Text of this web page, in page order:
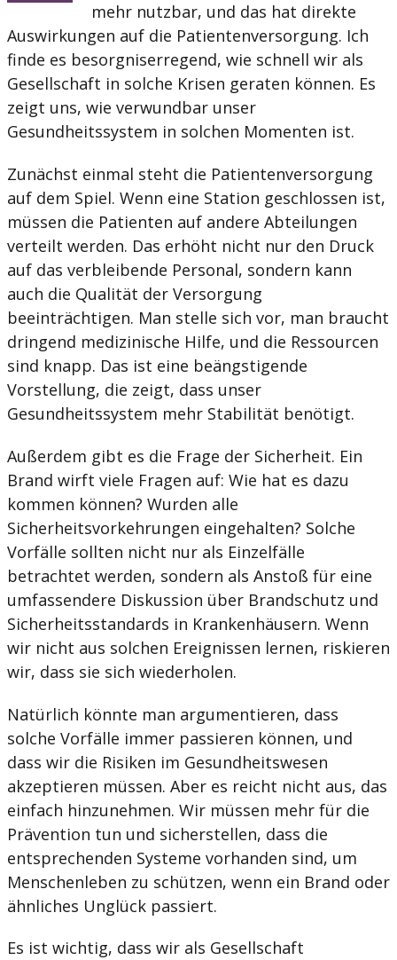
mehr nutzbar, und das hat direkte
Auswirkungen auf die Patientenversorgung. Ich
finde es besorgniserregend, wie schnell wir als
Gesellschaft in solche Krisen geraten können. Es
zeigt uns, wie verwundbar unser
Gesundheitssystem in solchen Momenten ist.
Zunächst einmal steht die Patientenversorgung
auf dem Spiel. Wenn eine Station geschlossen ist,
müssen die Patienten auf andere Abteilungen
verteilt werden. Das erhöht nicht nur den Druck
auf das verbleibende Personal, sondern kann
auch die Qualität der Versorgung
beeinträchtigen. Man stelle sich vor, man braucht
dringend medizinische Hilfe, und die Ressourcen
sind knapp. Das ist eine beängstigende
Vorstellung, die zeigt, dass unser
Gesundheitssystem mehr Stabilität benötigt.
Außerdem gibt es die Frage der Sicherheit. Ein
Brand wirft viele Fragen auf: Wie hat es dazu
kommen können? Wurden alle
Sicherheitsvorkehrungen eingehalten? Solche
Vorfälle sollten nicht nur als Einzelfälle
betrachtet werden, sondern als Anstoß für eine
umfassendere Diskussion über Brandschutz und
Sicherheitsstandards in Krankenhäusern. Wenn
wir nicht aus solchen Ereignissen lernen, riskieren
wir, dass sie sich wiederholen.
Natürlich könnte man argumentieren, dass
solche Vorfälle immer passieren können, und
dass wir die Risiken im Gesundheitswesen
akzeptieren müssen. Aber es reicht nicht aus, das
einfach hinzunehmen. Wir müssen mehr für die
Prävention tun und sicherstellen, dass die
entsprechenden Systeme vorhanden sind, um
Menschenleben zu schützen, wenn ein Brand oder
ähnliches Unglück passiert.
Es ist wichtig, dass wir als Gesellschaft